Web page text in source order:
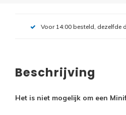
Voor 14:00 besteld, dezelfde
Beschrijving
Het is niet mogelijk om een